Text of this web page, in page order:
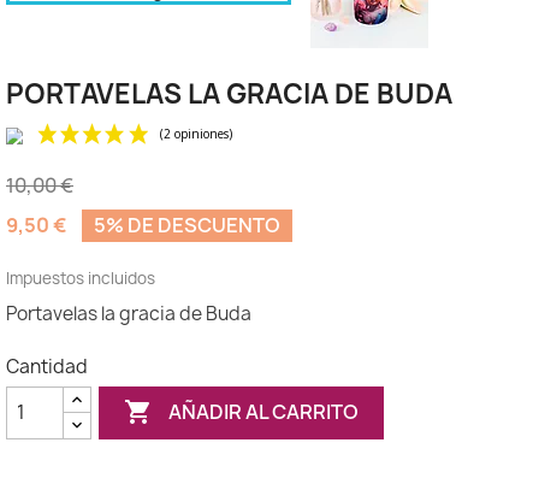
PORTAVELAS LA GRACIA DE BUDA
(2 opiniones)
10,00 €
9,50 €
5% DE DESCUENTO
Impuestos incluidos
Portavelas la gracia de Buda
Cantidad
 AÑADIR AL CARRITO